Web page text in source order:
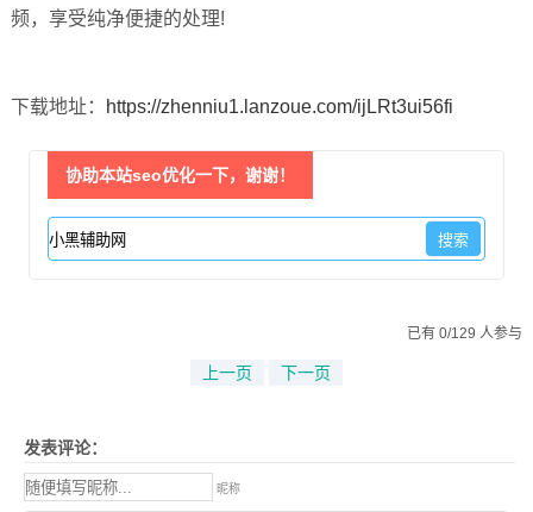
频，享受纯净便捷的处理!
下载地址： https://zhenniu1.lanzoue.com/ijLRt3ui56fi
协助本站seo优化一下，谢谢！
已有 0/129 人参与
上一页 下一页
发表评论：
昵称